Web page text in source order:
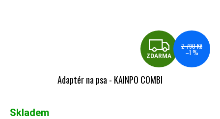
ZDARMA
2 790 Kč
–1 %
Adaptér na psa - KAINPO COMBI
Skladem